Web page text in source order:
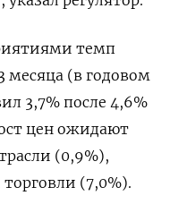
темп
месяца (в годовом
3,7% после 4,6%
цен ожидают
(0,9%),
(7,0%).